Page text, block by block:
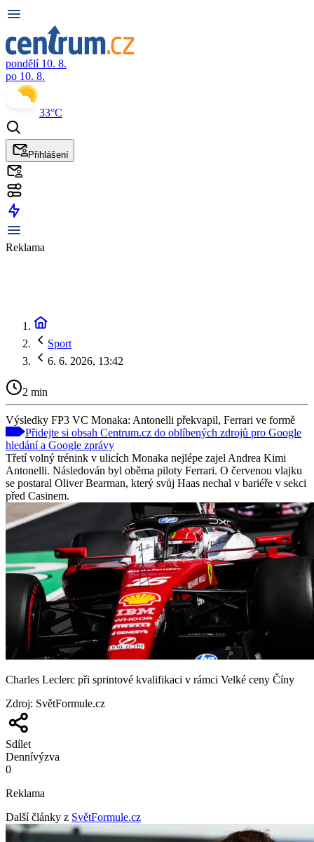
pondělí 10. 8.
po 10. 8.
33°C
Přihlášení
Reklama
Sport
6. 6. 2026, 13:42
2 min
Výsledky FP3 VC Monaka: Antonelli překvapil, Ferrari ve formě
Přidejte si obsah Centrum.cz do oblíbených zdrojů pro Google
hledání a Google zprávy
Třetí volný trénink v ulicích Monaka nejlépe zajel Andrea Kimi
Antonelli. Následován byl oběma piloty Ferrari. O červenou vlajku
se postaral Oliver Bearman, který svůj Haas nechal v bariéře v sekci
před Casinem.
Charles Leclerc při sprintové kvalifikaci v rámci Velké ceny Číny
Zdroj: SvětFormule.cz
Sdílet
Dennívýzva
0
Reklama
Další články z SvětFormule.cz